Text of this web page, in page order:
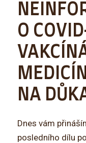
O
NA
Dnes vám
posledního dílu